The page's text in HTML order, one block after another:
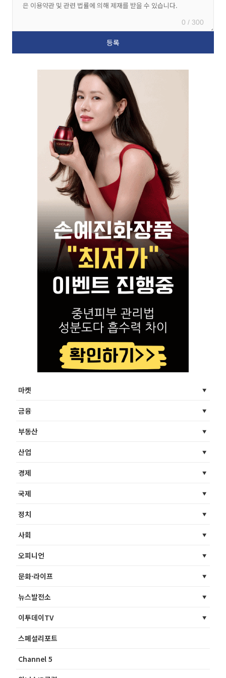
0 / 300
마켓
금융
부동산
산업
경제
국제
정치
사회
오피니언
문화·라이프
뉴스발전소
이투데이TV
스페셜리포트
Channel 5